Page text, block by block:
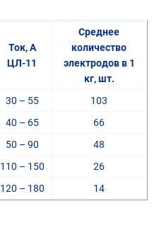
Ток, А
ЦЛ-11
Среднее
количество
электродов в 1
кг, шт.
30 – 55
103
40 – 65
66
50 – 90
48
110 – 150
26
120 – 180 14